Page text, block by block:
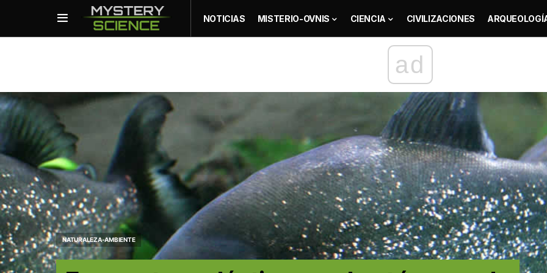
NOTICIAS MISTERIO-OVNIS CIENCIA CIVILIZACIONES
ad
NATURALEZA-AMBIENTE